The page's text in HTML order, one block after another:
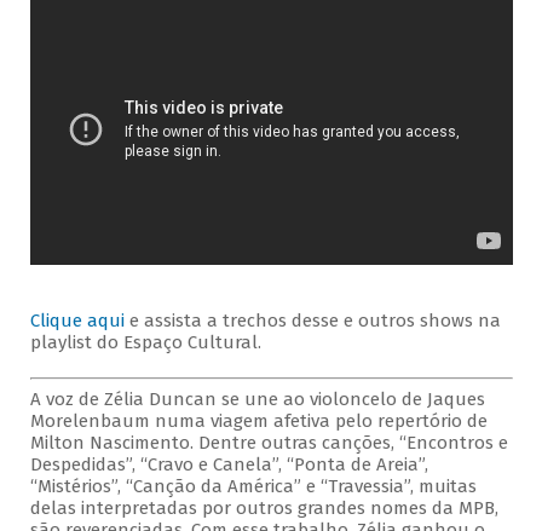
Clique aquie assista a trechos desse e outros shows na
playlist do Espaço Cultural.
A voz de Zélia Duncan se une ao violoncelo de Jaques
Morelenbaum numa viagem afetiva pelo repertório de
Milton Nascimento. Dentre outras canções, “Encontros e
Despedidas”, “Cravo e Canela”, “Ponta de Areia”,
“Mistérios”, “Canção da América” e “Travessia”, muitas
delas interpretadas por outros grandes nomes da MPB,